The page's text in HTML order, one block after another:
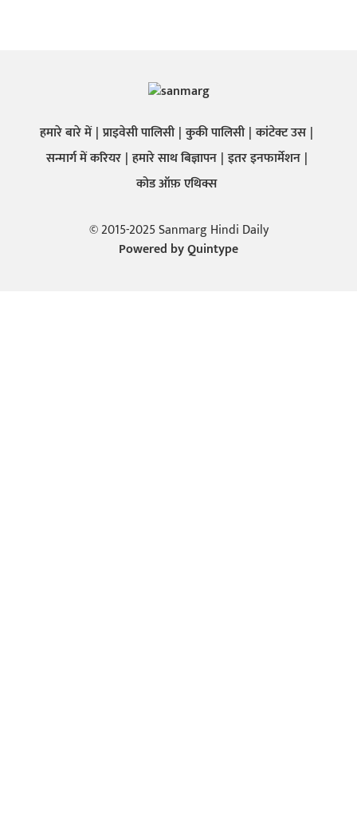
हमारे बारे में प्राइवेसी पालिसी कुकी पालिसी कांटेक्ट उस
सन्मार्ग में करियर हमारे साथ बिज्ञापन इतर इनफार्मेशन
कोड ऑफ़ एथिक्स
© 2015-2025 Sanmarg Hindi Daily
Powered byQuintype